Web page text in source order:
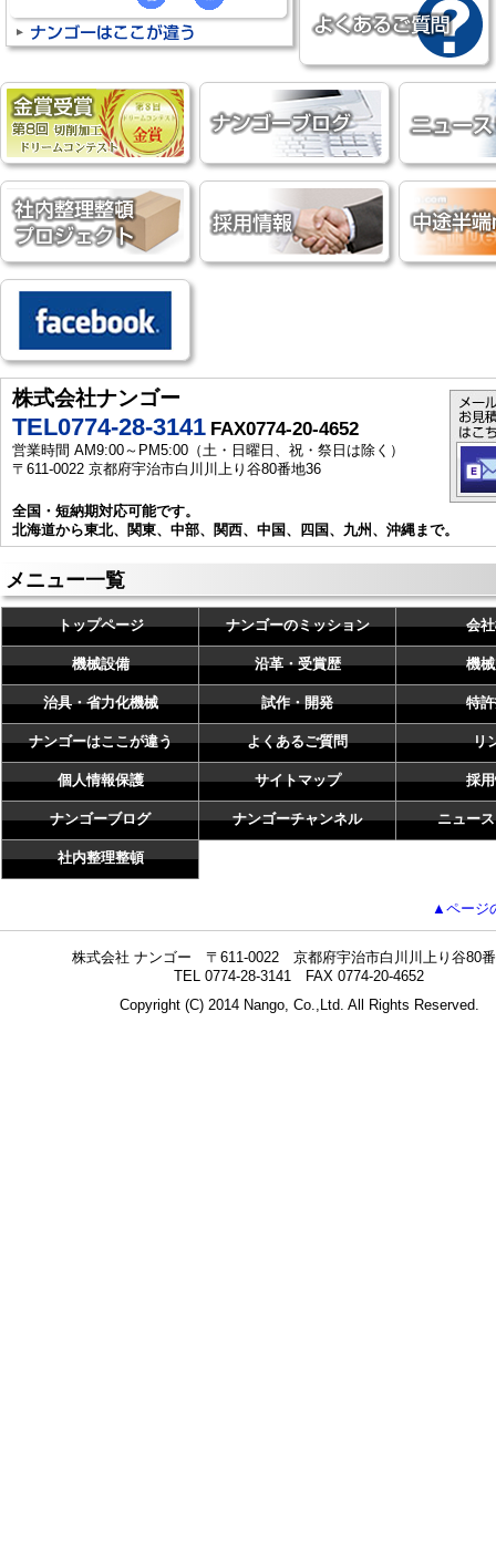
株式会社ナンゴー
TEL0774-28-3141 FAX0774-20-4652
営業時間 AM9:00～PM5:00（土・日曜日、祝・祭日は除く）
〒611-0022 京都府宇治市白川川上り谷80番地36
全国・短納期対応可能です。
北海道から東北、関東、中部、関西、中国、四国、九州、沖縄まで。
メニュー一覧
トップページ ナンゴーのミッション 会
機械設備 沿革・受賞歴 機
治具・省力化機械 試作・開発 特
ナンゴーはここが違う よくあるご質問 リ
個人情報保護 サイトマップ 採
ナンゴーブログ ナンゴーチャンネル ニュー
社内整理整頓
▲ページ
株式会社 ナンゴー 〒611-0022 京都府宇治市白川川上り谷80
TEL 0774-28-3141 FAX 0774-20-4652
Copyright (C) 2014 Nango, Co.,Ltd. All Rights Reserved.